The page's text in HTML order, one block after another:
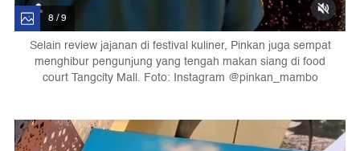
8 / 9
Selain review jajanan di festival kuliner, Pinkan juga sempat
menghibur pengunjung yang tengah makan siang di food
court Tangcity Mall. Foto: Instagram @pinkan_mambo